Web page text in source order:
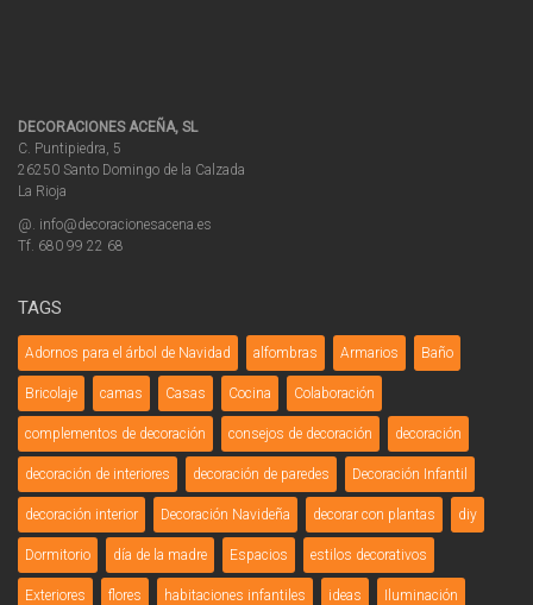
DECORACIONES ACEÑA, SL
C. Puntipiedra, 5
26250 Santo Domingo de la Calzada
La Rioja
@. info@decoracionesacena.es
Tf. 680 99 22 68
TAGS
Adornos para el árbol de Navidad alfombras Armarios Baño
Bricolaje camas Casas Cocina Colaboración
complementos de decoración consejos de decoración decoración
decoración de interiores decoración de paredes Decoración Infantil
decoración interior Decoración Navideña decorar con plantas diy
Dormitorio día de la madre Espacios estilos decorativos
Exteriores flores habitaciones infantiles ideas Iluminación